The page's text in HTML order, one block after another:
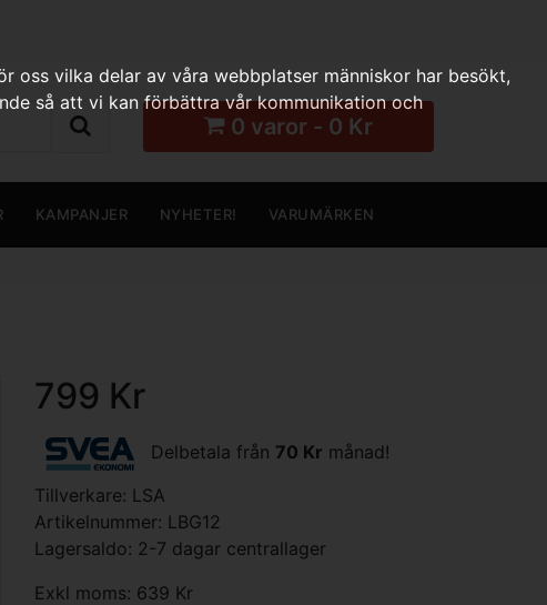
0 varor - 0 Kr
KAMPANJER NYHETER! VARUMÄRKEN
799 Kr
Delbetala från 70 Kr månad!
Tillverkare: LSA
Artikelnummer: LBG12
Lagersaldo: 2-7 dagar centrallager
Exkl moms: 639 Kr
oss vilka delar av våra webbplatser människor har besökt,
så att vi kan förbättra vår kommunikation och